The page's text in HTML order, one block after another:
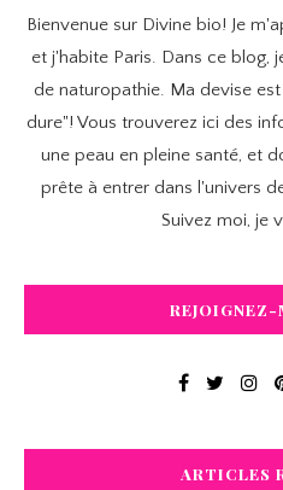
Bienvenue sur Divine bio! Je
et j'habite Paris. Dans ce blog,
de naturopathie. Ma devise
dure"! Vous trouverez ici des
une peau en pleine santé, et
prête à entrer dans l'univers
Suivez moi, je
ARTICLES